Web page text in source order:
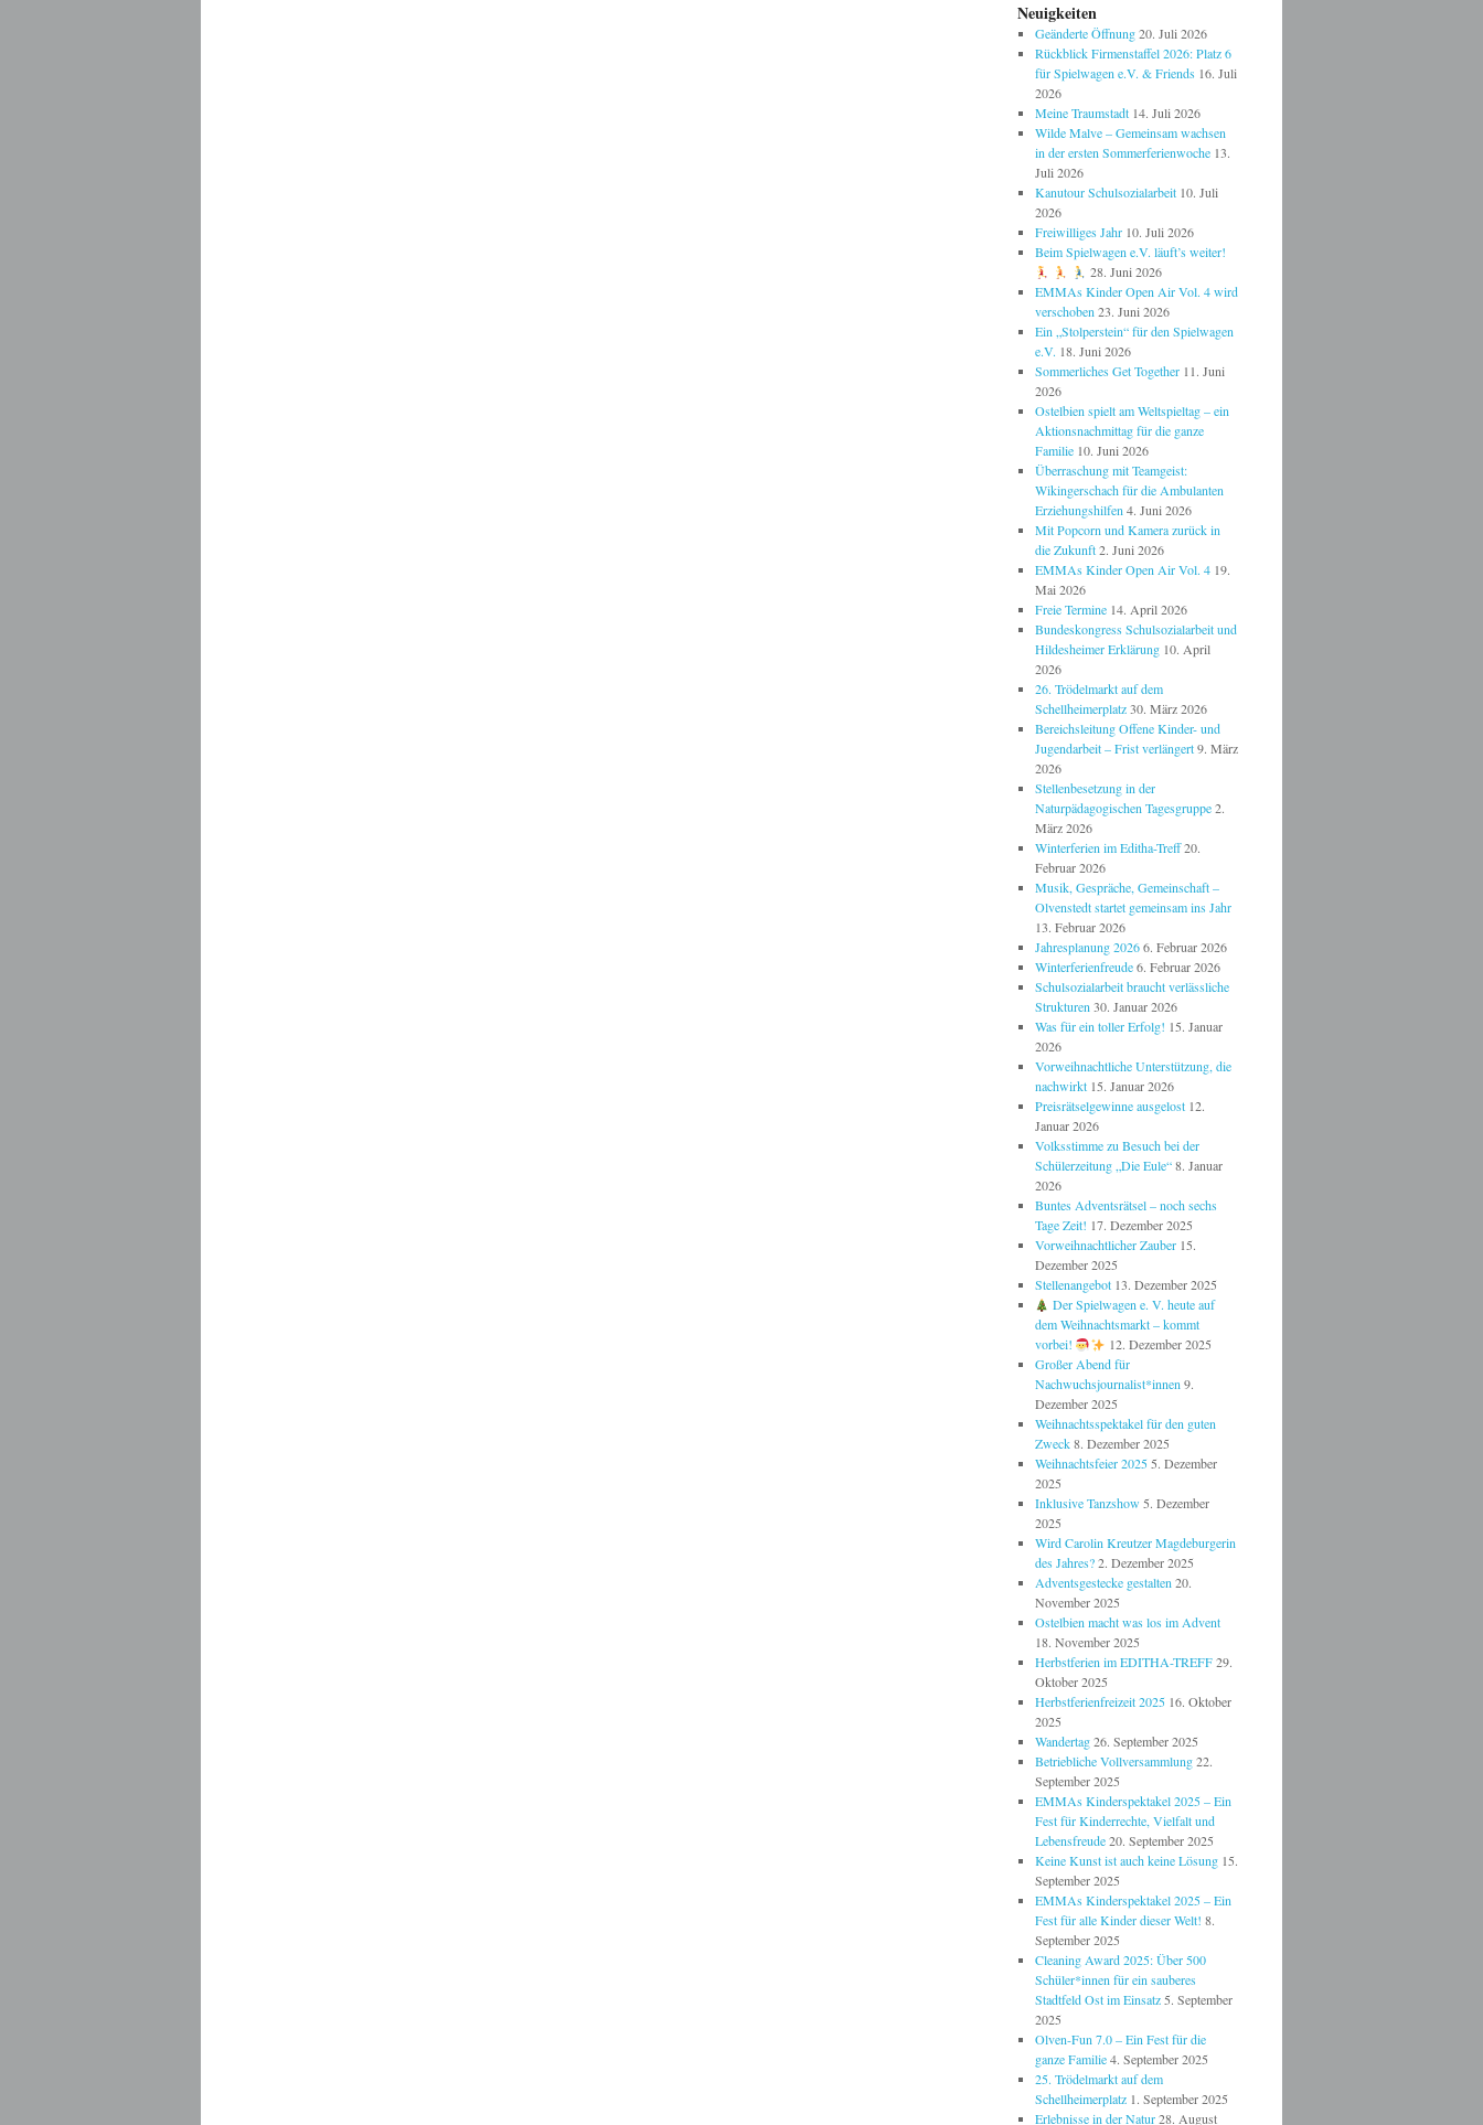
Neuigkeiten
Geänderte Öffnung 20. Juli 2026
Rückblick Firmenstaffel 2026: Platz 6
für Spielwagen e.V. & Friends 16. Juli
2026
Meine Traumstadt 14. Juli 2026
Wilde Malve – Gemeinsam wachsen
in der ersten Sommerferienwoche 13.
Juli 2026
Kanutour Schulsozialarbeit 10. Juli
2026
Freiwilliges Jahr 10. Juli 2026
Beim Spielwagen e.V. läuft’s weiter!
28. Juni 2026
EMMAs Kinder Open Air Vol. 4 wird
verschoben 23. Juni 2026
Ein „Stolperstein“ für den Spielwagen
e.V. 18. Juni 2026
Sommerliches Get Together 11. Juni
2026
Ostelbien spielt am Weltspieltag – ein
Aktionsnachmittag für die ganze
Familie 10. Juni 2026
Überraschung mit Teamgeist:
Wikingerschach für die Ambulanten
Erziehungshilfen 4. Juni 2026
Mit Popcorn und Kamera zurück in
die Zukunft 2. Juni 2026
EMMAs Kinder Open Air Vol. 4 19.
Mai 2026
Freie Termine 14. April 2026
Bundeskongress Schulsozialarbeit und
Hildesheimer Erklärung 10. April
2026
26. Trödelmarkt auf dem
Schellheimerplatz 30. März 2026
Bereichsleitung Offene Kinder- und
Jugendarbeit – Frist verlängert 9. März
2026
Stellenbesetzung in der
Naturpädagogischen Tagesgruppe 2.
März 2026
Winterferien im Editha-Treff 20.
Februar 2026
Musik, Gespräche, Gemeinschaft –
Olvenstedt startet gemeinsam ins Jahr
13. Februar 2026
Jahresplanung 2026 6. Februar 2026
Winterferienfreude 6. Februar 2026
Schulsozialarbeit braucht verlässliche
Strukturen 30. Januar 2026
Was für ein toller Erfolg! 15. Januar
2026
Vorweihnachtliche Unterstützung, die
nachwirkt 15. Januar 2026
Preisrätselgewinne ausgelost 12.
Januar 2026
Volksstimme zu Besuch bei der
Schülerzeitung „Die Eule“ 8. Januar
2026
Buntes Adventsrätsel – noch sechs
Tage Zeit! 17. Dezember 2025
Vorweihnachtlicher Zauber 15.
Dezember 2025
Stellenangebot 13. Dezember 2025
Der Spielwagen e. V. heute auf
dem Weihnachtsmarkt – kommt
vorbei!
12. Dezember 2025
Großer Abend für
Nachwuchsjournalist*innen 9.
Dezember 2025
Weihnachtsspektakel für den guten
Zweck 8. Dezember 2025
Weihnachtsfeier 2025 5. Dezember
2025
Inklusive Tanzshow 5. Dezember
2025
Wird Carolin Kreutzer Magdeburgerin
des Jahres? 2. Dezember 2025
Adventsgestecke gestalten 20.
November 2025
Ostelbien macht was los im Advent
18. November 2025
Herbstferien im EDITHA-TREFF 29.
Oktober 2025
Herbstferienfreizeit 2025 16. Oktober
2025
Wandertag 26. September 2025
Betriebliche Vollversammlung 22.
September 2025
EMMAs Kinderspektakel 2025 – Ein
Fest für Kinderrechte, Vielfalt und
Lebensfreude 20. September 2025
Keine Kunst ist auch keine Lösung 15.
September 2025
EMMAs Kinderspektakel 2025 – Ein
Fest für alle Kinder dieser Welt! 8.
September 2025
Cleaning Award 2025: Über 500
Schüler*innen für ein sauberes
Stadtfeld Ost im Einsatz 5. September
2025
Olven-Fun 7.0 – Ein Fest für die
ganze Familie 4. September 2025
25. Trödelmarkt auf dem
Schellheimerplatz 1. September 2025
Erlebnisse in der Natur 28. August